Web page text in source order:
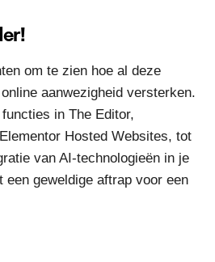
om te zien hoe al deze
aanwezigheid versterken.
in The Editor,
Hosted Websites, tot
van AI-technologieën in je
een geweldige aftrap voor een